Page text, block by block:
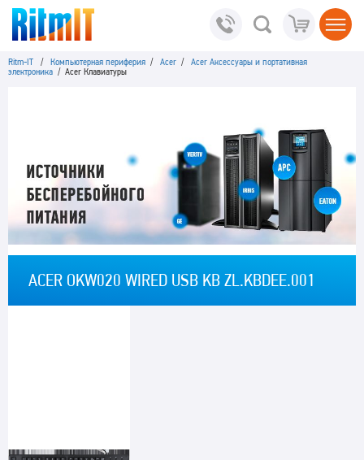
Ritm-IT / Компьютерная периферия / Acer / Acer Аксессуары и портативная
электроника / Acer Клавиатуры
ACER OKW020 WIRED USB KB ZL.KBDEE.001